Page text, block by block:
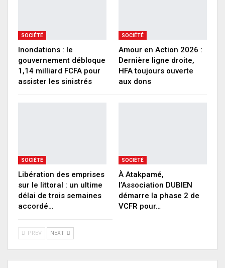
SOCIÉTÉ
Inondations : le
gouvernement débloque
1,14 milliard FCFA pour
assister les sinistrés
SOCIÉTÉ
Amour en Action 2026 :
Dernière ligne droite,
HFA toujours ouverte
aux dons
SOCIÉTÉ
Libération des emprises
sur le littoral : un ultime
délai de trois semaines
accordé…
SOCIÉTÉ
À Atakpamé,
l’Association DUBIEN
démarre la phase 2 de
VCFR pour…
PREV NEXT